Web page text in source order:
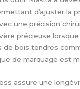
d’ajuster la
une précision
précieuse
de bois tendres
de marquage est
assure une